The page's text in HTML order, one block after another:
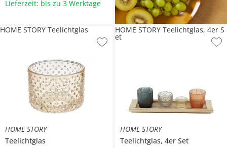
Lieferzeit: bis zu 3 Werktage
HOME STORY
Teelichtglas
HOME STORY Teelichtglas
HOME STORY
Teelichtglas, 4er Set
HOME STORY Teelichtglas, 4er S
et